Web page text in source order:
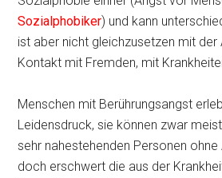
Sozialphobiker) und kann
ist aber nicht gleichzusetzen mit der
Kontakt mit Fremden, mit
Menschen mit Berührungsangst
Leidensdruck, sie können zwar
sehr nahestehenden Personen ohne
doch erschwert die aus der